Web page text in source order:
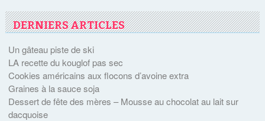
DERNIERS ARTICLES
Un gâteau piste de ski
LA recette du kouglof pas sec
Cookies américains aux flocons d’avoine extra
Graines à la sauce soja
Dessert de fête des mères – Mousse au chocolat au lait sur
dacquoise